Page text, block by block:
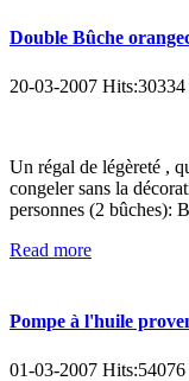
Double Bûche
20-03-2007 Hits:30334
Un régal de légèreté ,
congeler sans la
personnes (2 bûches):
Read more
Pompe à l'huile
01-03-2007 Hits:54076